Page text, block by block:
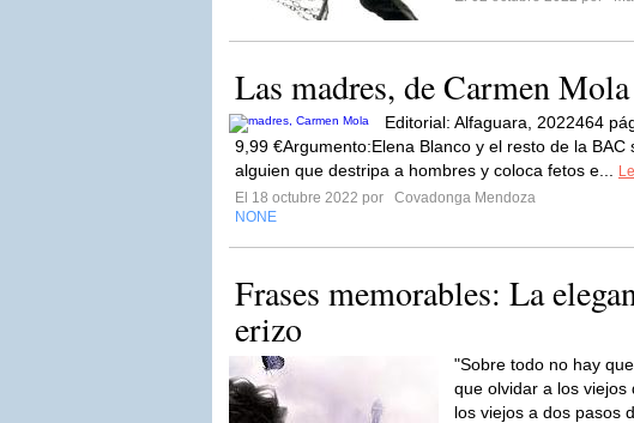
Las madres, de Carmen Mola
Editorial: Alfaguara, 2022464
9,99 €Argumento:Elena Blanco y el resto de la BAC
alguien que destripa a hombres y coloca fetos e...
El 18 octubre 2022 por
Covadonga Mendoza
NONE
Frases memorables: La
erizo
"Sobre todo no hay
que olvidar a los viejos
los viejos a dos pasos